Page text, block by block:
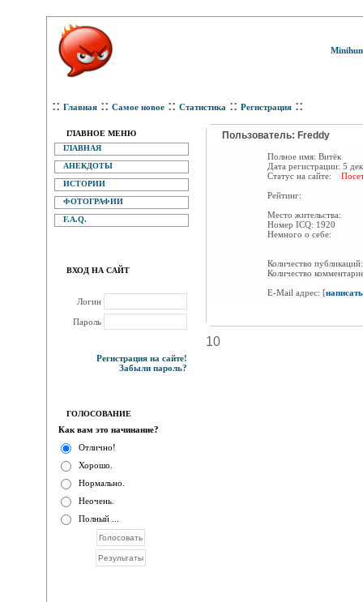
:: Главная :: Самое новое :: Статистика :: Регистрация ::
ГЛАВНОЕ МЕНЮ
ГЛАВНАЯ
АНЕКДОТЫ
ИСТОРИИ
ФОТОГРАФИИ
F.A.Q.
ВХОД НА САЙТ
Логин
Пароль
Регистрация на сайте!
Забыли пароль?
ГОЛОСОВАНИЕ
Как вам это начинание?
Отлично!
Хорошо.
Нормально.
Неочень.
Полный ...
Пользователь: Freddy
Полное имя: Витёк
Дата регистрации: 5
Статус на сайте:
Рейтинг:
Место жительства:
Номер ICQ: 1920
Немного о себе:
Количество
Количество
E-Mail адрес: [
10